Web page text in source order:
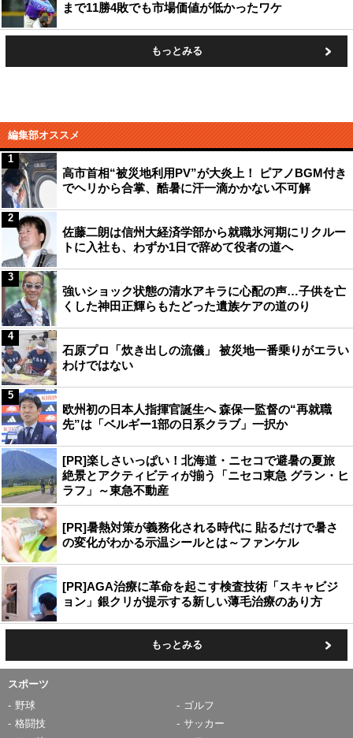
まで11勝4敗でも市場価値が低かったワケ
もっとみる
編集部オススメ
高市首相“被災地利用PV”が大炎上！ ピアノBGM付き
でヘリから合掌、酷暑に汗一滴かかない不可解
1
佐藤二朗は信州大経済学部から就職氷河期にリクルー
トに入社も、わずか1日で辞めて役者の道へ
2
強いショック状態の清水アキラに心配の声…子供を亡
くした神田正輝らもたどった遺族ケアの道のり
3
石原プロ「炊き出しの流儀」 被災地一番乗りがエラい
わけではない
4
欧州初の日本人指揮官誕生へ 森保一監督の“再就職
先”は「ベルギー1部の日系クラブ」一択か
5
[PR]楽しさいっぱい！北海道・ニセコで避暑の夏旅
絶景とアクティビティが揃う「ニセコ東急 グラン・ヒ
ラフ」～東急不動産
[PR]暑熱対策が義務化される時代に 貼るだけで暑さ
の変化がわかる示温シールとは～ファンケル
[PR]AGA治療に革命を起こす検査技術「スキャビジ
ョン」銀クリが提示する新しい薄毛治療のあり方
もっとみる
スポーツ
野球
ゴルフ
格闘技
サッカー